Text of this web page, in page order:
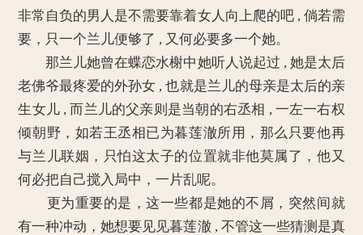
非常自负的男人是不需要靠着女人向上爬的吧 , 倘若需
要，只一个兰儿便够了 , 又何必要多一个她。
那兰儿她曾在蝶恋水榭中她听人说起过 , 她是太后
老佛爷最疼爱的外孙女 , 也就是兰儿的母亲是太后的亲
生女儿 , 而兰儿的父亲则是当朝的右丞相 , 一左一右权
倾朝野，如若王丞相已为暮莲澈所用，那么只要他再
与兰儿联姻，只怕这太子的位置就非他莫属了，他又
何必把自己搅入局中，一片乱呢。
更为重要的是，这一些都是她的不屑，突然间就
有一种冲动，她想要见见暮莲澈 , 不管这一些猜测是真